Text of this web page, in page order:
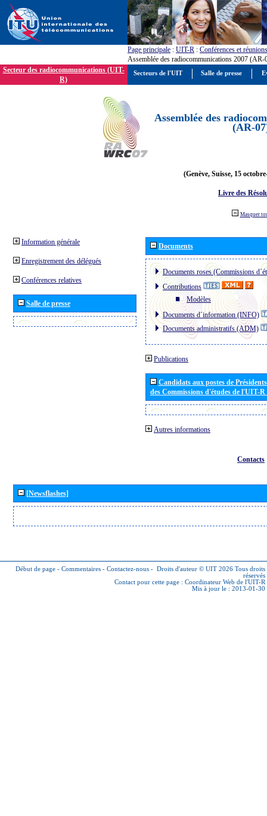
Page principale : UIT-R : Conférences et réunions
Assemblée des radiocommunications 2007 (AR-
Secteur des radiocommunications (UIT-
R)
Assemblée des
(AR-
(Genève, Suisse, 15
Livre des
Masquer
Information générale
Enregistrement des délégués
Conférences relatives
Salle de presse
Documents
Documents roses (Commissions
Contributions
Modèles
Documents d´information (INFO)
Documents administratifs (ADM)
Publications
Candidats aux postes de
des Commissions d'études de l'UIT-
Autres informations
Contacts
[Newsflashes]
Début de page - Commentaires - Contactez-nous - Droits d'auteur © UIT 2026 Tous droits
réservés
Contact pour cette page : Coordinateur Web de l'UIT-R
Mis à jour le : 2013-01-30
Secteurs de l'UIT Salle de presse